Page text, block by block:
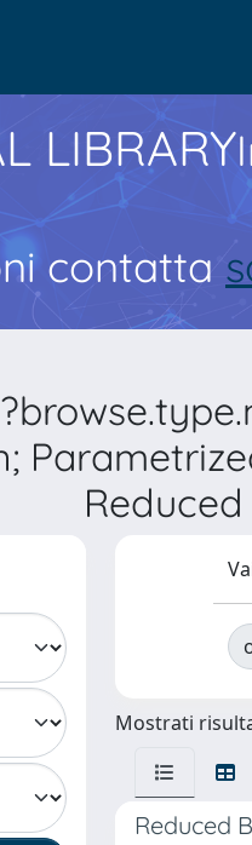
LIBRARY
contatta
Mostrati
Reduced